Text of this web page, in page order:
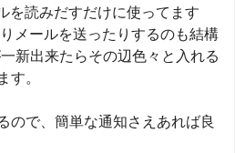
を読みだすだけに使ってます
メールを送ったりするのも結構
新出来たらその辺色々と入れる
す。
ので、簡単な通知さえあれば良